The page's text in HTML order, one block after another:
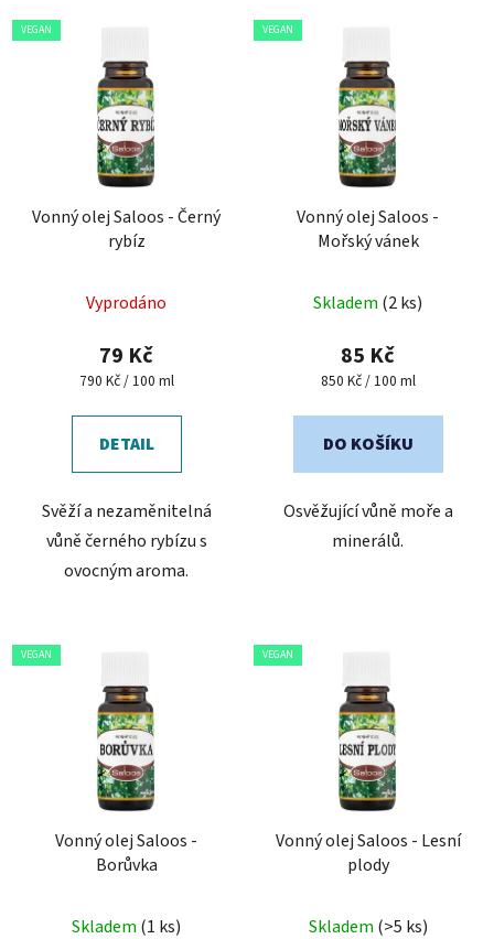
VEGAN
Vonný olej Saloos - Černý
rybíz
Vyprodáno
79 Kč
Měrná
790 Kč / 100 ml
DETAIL
Svěží a nezaměnitelná
vůně černého rybízu s
ovocným aroma.
VEGAN
Vonný olej Saloos -
Mořský vánek
Skladem (2 ks)
85 Kč
Měrná
850 Kč / 100 ml
DO KOŠÍKU
Osvěžující vůně moře a
minerálů.
VEGAN
Vonný olej Saloos -
Borůvka
Skladem (1 ks)
VEGAN
Vonný olej Saloos - Lesní
plody
Skladem (>5 ks)